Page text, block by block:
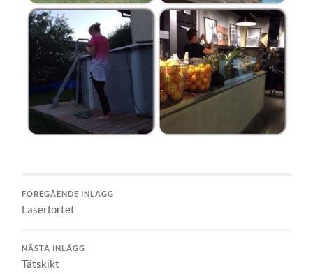
FÖREGÅENDE INLÄGG
Laserfortet
NÄSTA INLÄGG
Tätskikt